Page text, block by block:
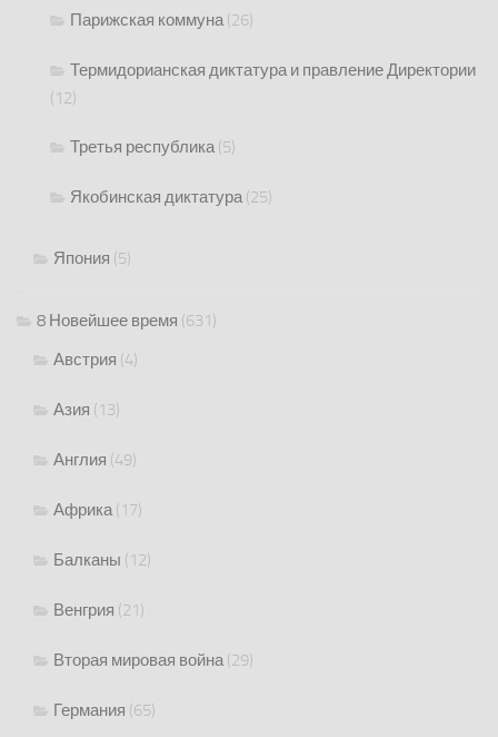
Парижская коммуна(26)
Термидорианская диктатура и правление Директории
(12)
Третья республика(5)
Якобинская диктатура(25)
Япония (5)
8 Новейшее время (631)
Австрия (4)
Азия (13)
Англия (49)
Африка(17)
Балканы (12)
Венгрия (21)
Вторая мировая война(29)
Германия (65)